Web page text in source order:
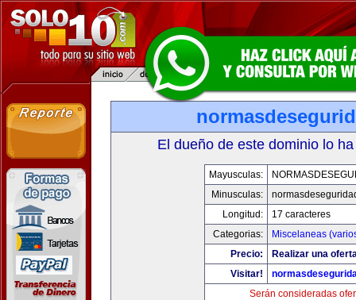
El dueño de este dominio lo
Mayusculas:
Minusculas:
Longitud:
17 caracteres
Categorias:
Miscelaneas
Precio:
Realizar una
Visitar!
Serán consideradas